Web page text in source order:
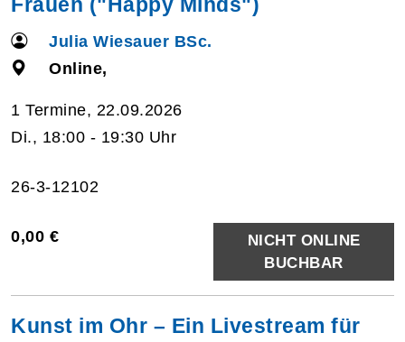
Julia Wiesauer BSc.
Online,
1 Termine, 22.09.2026
Di., 18:00 - 19:30 Uhr
26-3-12102
0,00 €
NICHT ONLINE
BUCHBAR
Kunst im Ohr – Ein Livestream für